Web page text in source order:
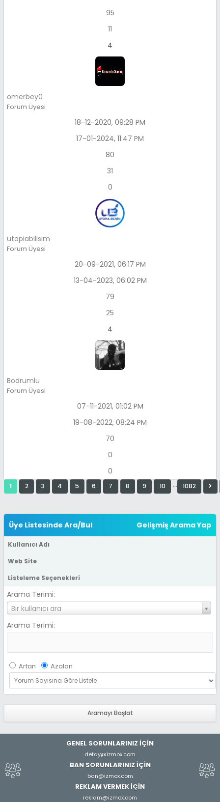
95
11
4
omerbey0
Forum Üyesi
18-12-2020, 09:28 PM
17-01-2024, 11:47 PM
80
31
0
utopiabilisim
Forum Üyesi
20-09-2021, 06:17 PM
13-04-2023, 06:02 PM
79
25
4
Bodrumlu
Forum Üyesi
07-11-2021, 01:02 PM
19-08-2022, 08:24 PM
70
0
0
1 2 3 4 5 6 7 8 9 10 … 1082
Gelişmiş Arama Yap
Üye Listesinde Ara/Bul
Kullanıcı Adı
Web Site
Listeleme Seçenekleri
Arama Terimi:
Bir kullanıcı ara
K
u
l
ı
Arama Terimi:
Artan Azalan
GENEL SORUNLARINIZ İÇİN
detay@izmox.com
BAN SORUNLARINIZ İÇİN
ban@izmox.com
REKLAM VERMEK İÇİN
reklam@izmox.com